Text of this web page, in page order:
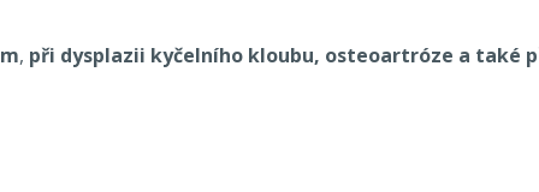
, při dysplazii kyčelního kloubu, osteoartróze a také